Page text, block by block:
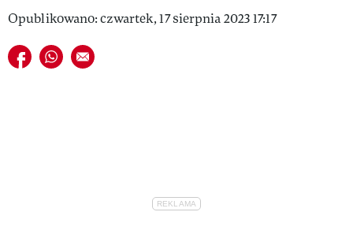
Opublikowano: czwartek, 17 sierpnia 2023 17:17
Udostępnij na facebook
Udostępnij na whatsapp
E-mail do przyjaciela